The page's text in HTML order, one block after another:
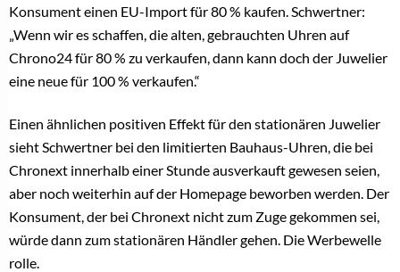
Konsument einen EU-Import für 80 % kaufen. Schwertner:
„Wenn wir es schaffen, die alten, gebrauchten Uhren auf
Chrono24 für 80 % zu verkaufen, dann kann doch der Juwelier
eine neue für 100 % verkaufen.“
Einen ähnlichen positiven Effekt für den stationären Juwelier
sieht Schwertner bei den limitierten Bauhaus-Uhren, die bei
Chronext innerhalb einer Stunde ausverkauft gewesen seien,
aber noch weiterhin auf der Homepage beworben werden. Der
Konsument, der bei Chronext nicht zum Zuge gekommen sei,
würde dann zum stationären Händler gehen. Die Werbewelle
rolle.